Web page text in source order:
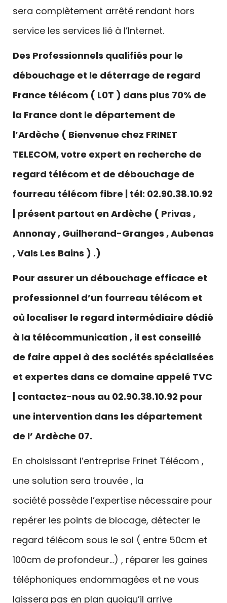
sera complètement arrêté rendant hors
service les services lié à l’Internet.
Des Professionnels qualifiés pour le
débouchage et le déterrage de regard
France télécom ( L0T ) dans plus 70% de
la France dont le département de
l’Ardèche ( Bienvenue chez FRINET
TELECOM, votre expert en recherche de
regard télécom et de débouchage de
fourreau télécom fibre | tél: 02.90.38.10.92
| présent partout en Ardèche ( Privas ,
Annonay , Guilherand-Granges , Aubenas
, Vals Les Bains ) .)
Pour assurer un débouchage efficace et
professionnel d’un fourreau télécom et
où localiser le regard intermédiaire dédié
à la télécommunication , il est conseillé
de faire appel à des sociétés spécialisées
et expertes dans ce domaine appelé TVC
| contactez-nous au 02.90.38.10.92 pour
une intervention dans les département
de l’ Ardèche 07.
En choisissant l’entreprise Frinet Télécom ,
une solution sera trouvée , la
société possède l’expertise nécessaire pour
repérer les points de blocage, détecter le
regard télécom sous le sol ( entre 50cm et
100cm de profondeur…) , réparer les gaines
téléphoniques endommagées et ne vous
laissera pas en plan quoiqu’il arrive